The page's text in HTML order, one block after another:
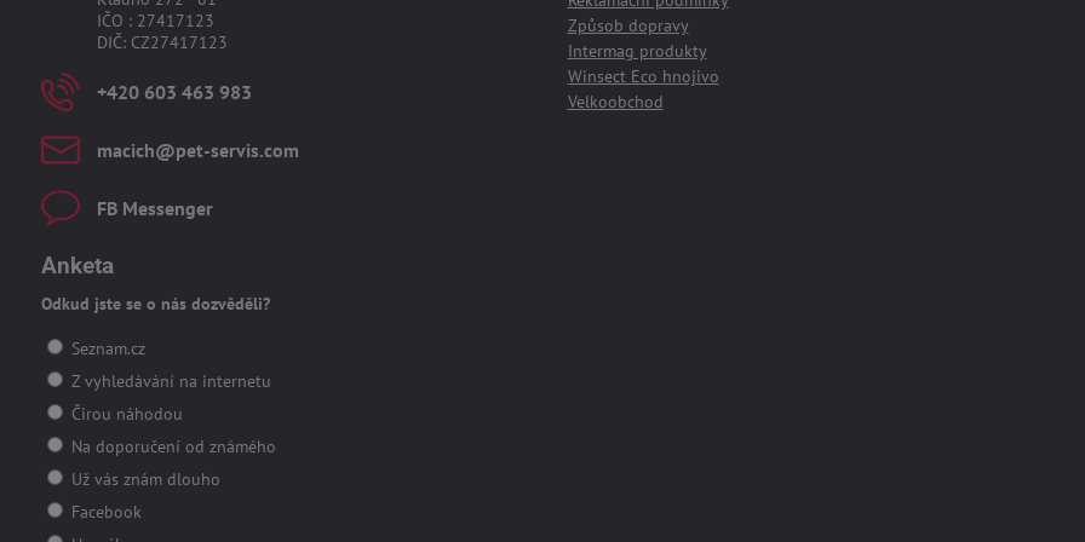
IČO : 27417123
DIČ: CZ27417123
+420 603 463 983
macich​@pet-servis​.com
FB Messenger
Anketa
Odkud jste se o nás dozvěděli?
Seznam.cz
Z vyhledávání na internetu
Čirou náhodou
Na doporučení od známého
Už vás znám dlouho
Facebook
Způsob dopravy
Intermag produkty
Winsect Eco hnojivo
Velkoobchod